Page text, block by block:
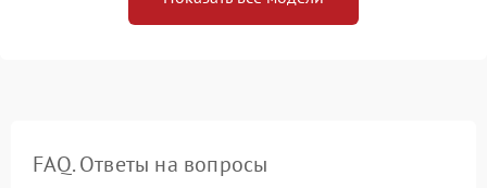
FAQ. Ответы на вопросы